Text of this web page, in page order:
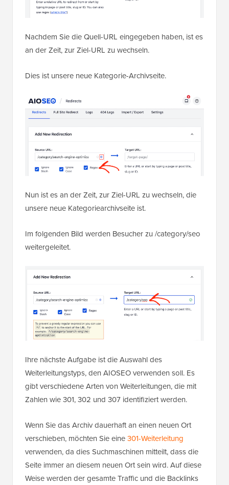
Nachdem Sie die Quell-URL eingegeben haben, ist es
an der Zeit, zur Ziel-URL zu wechseln.
Dies ist unsere neue Kategorie-Archivseite.
Nun ist es an der Zeit, zur Ziel-URL zu wechseln, die
unsere neue Kategoriearchivseite ist.
Im folgenden Bild werden Besucher zu /category/seo
weitergeleitet.
Ihre nächste Aufgabe ist die Auswahl des
Weiterleitungstyps, den AIOSEO verwenden soll. Es
gibt verschiedene Arten von Weiterleitungen, die mit
Zahlen wie 301, 302 und 307 identifiziert werden.
Wenn Sie das Archiv dauerhaft an einen neuen Ort
verschieben, möchten Sie eine301-Weiterleitung
verwenden, da dies Suchmaschinen mitteilt, dass die
Seite immer an diesem neuen Ort sein wird. Auf diese
Weise werden der gesamte Traffic und die Backlinks